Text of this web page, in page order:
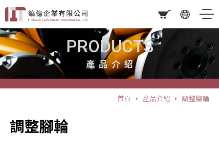
PRODUCTS
產品介紹
首頁 產品介紹 調整腳輪
調整腳輪